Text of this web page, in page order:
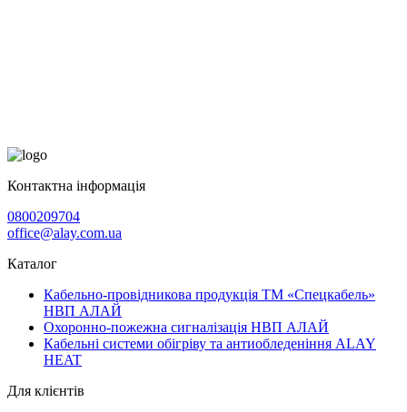
Контактна інформація
0800209704
office@alay.com.ua
Каталог
Кабельно-провідникова продукція ТМ «Спецкабель»
НВП АЛАЙ
Охоронно-пожежна сигналізація НВП АЛАЙ
Кабельні системи обігріву та антиобледеніння ALAY
HEAT
Для клієнтів